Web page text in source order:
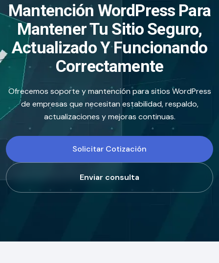
Mantención WordPress Para
Mantener Tu Sitio Seguro,
Actualizado Y Funcionando
Correctamente
Ofrecemos soporte y mantención para sitios WordPress
de empresas que necesitan estabilidad, respaldo,
actualizaciones y mejoras continuas.
Solicitar Cotización
Enviar consulta